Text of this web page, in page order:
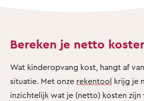
Bereken je netto
Wat kinderopvang kost, hangt af
situatie. Met onze rekentool krijg je
inzichtelijk wat je (netto) kosten zijn